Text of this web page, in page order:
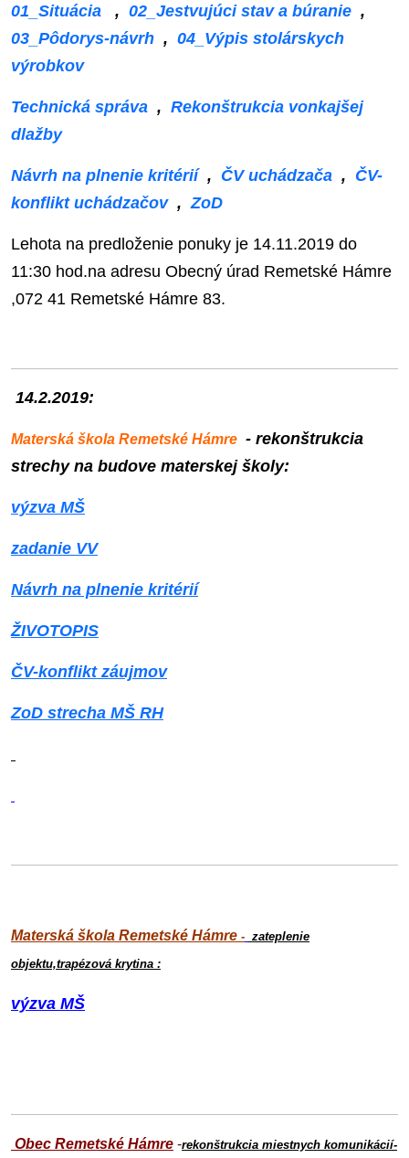
01_Situácia , 02_Jestvujúci stav a búranie ,
03_Pôdorys-návrh , 04_Výpis stolárskych
výrobkov
Technická správa , Rekonštrukcia vonkajšej
dlažby
Návrh na plnenie kritérií, ČV uchádzača , ČV-
konflikt uchádzačov, ZoD
Lehota na predloženie ponuky je 14.11.2019 do
11:30 hod.na adresu Obecný úrad Remetské Hámre
,072 41 Remetské Hámre 83.
14.2.2019:
Materská škola Remetské Hámre - rekonštrukcia
strechy na budove materskej školy:
výzva MŠ
zadanie VV
Návrh na plnenie kritérií
ŽIVOTOPIS
ČV-konflikt záujmov
ZoD strecha MŠ RH
Materská škola Remetské Hámre - zateplenie
objektu,trapézová krytina :
výzva MŠ
Obec Remetské Hámre -rekonštrukcia miestnych komunikácií-